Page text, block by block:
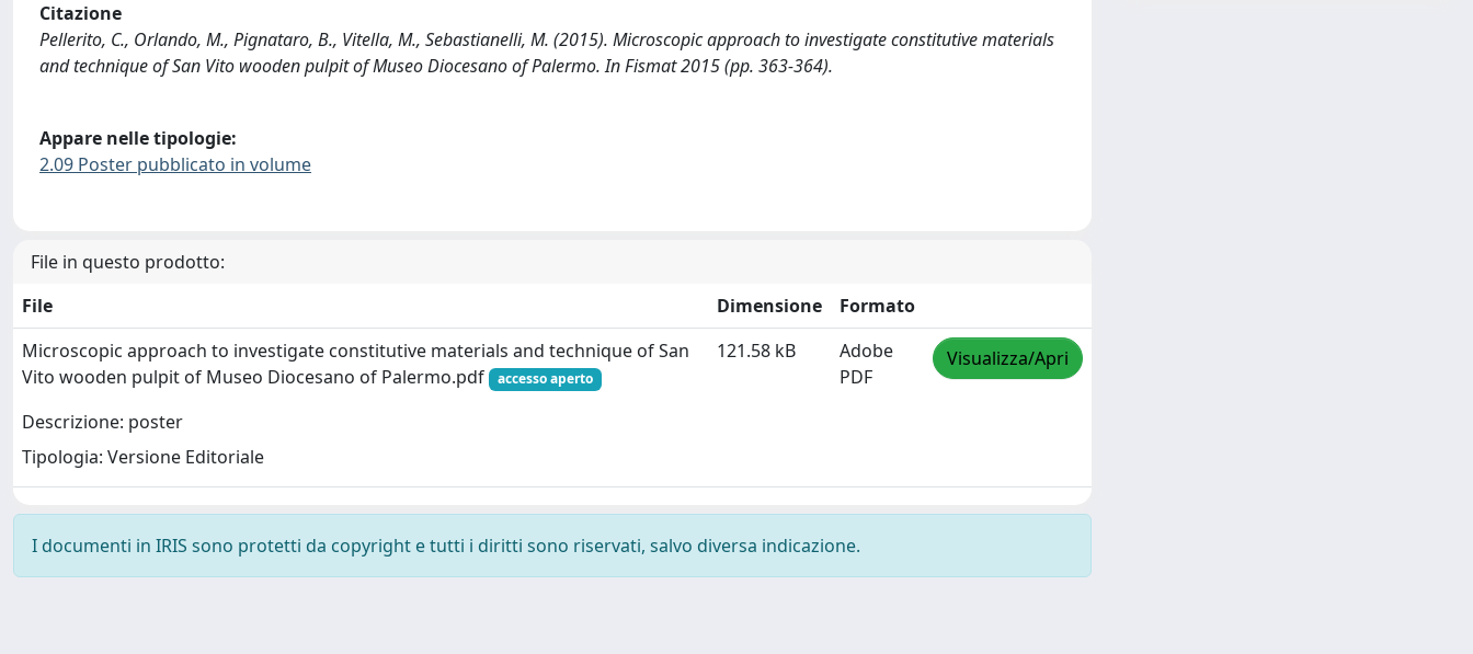
Citazione
Pellerito, C., Orlando, M., Pignataro, B., Vitella, M., Sebastianelli, M. (2015). Microscopic approach to investigate constitutive materials
and technique of San Vito wooden pulpit of Museo Diocesano of Palermo. In Fismat 2015 (pp. 363-364).
Appare nelle tipologie:
2.09 Poster pubblicato in volume
File in questo prodotto:
File
Dimensione
Formato
Microscopic approach to investigate constitutive materials and technique of San
Vito wooden pulpit of Museo Diocesano of Palermo.pdf
accesso aperto
Descrizione: poster
Tipologia: Versione Editoriale
121.58 kB
Adobe
PDF
Visualizza/Apri
I documenti in IRIS sono protetti da copyright e tutti i diritti sono riservati, salvo diversa indicazione.